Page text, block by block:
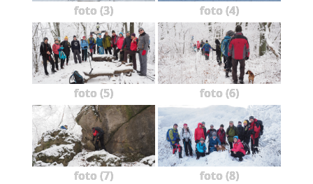
foto (3) foto (4)
foto (5) foto (6)
foto (7) foto (8)